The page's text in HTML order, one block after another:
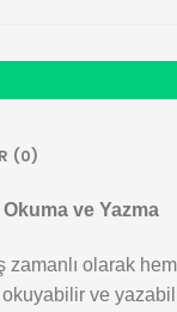
(0)
Okuma ve Yazma
zamanlı olarak
okuyabilir ve